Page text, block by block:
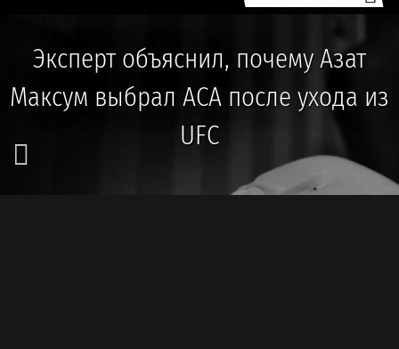
Эксперт объяснил, почему Азат
Максум выбрал ACA после ухода из
UFC